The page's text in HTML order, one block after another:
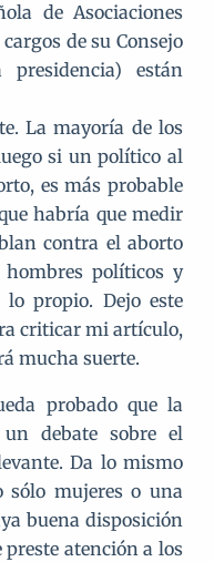
de Asociaciones
de su Consejo
presidencia) están
La mayoría de los
si un político al
es más probable
habría que medir
contra el aborto
políticos y
lo propio. Dejo este
criticar mi artículo,
mucha suerte.
probado que la
debate sobre el
Da lo mismo
sólo mujeres o una
buena disposición
preste atención a los